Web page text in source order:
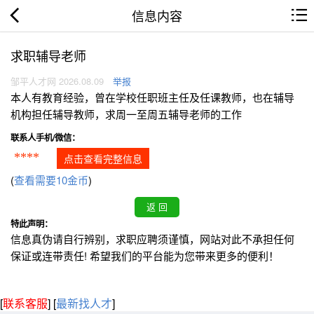
信息内容
求职辅导老师
邹平人才网 2026.08.09 举报
本人有教育经验，曾在学校任职班主任及任课教师，也在辅导
机构担任辅导教师，求周一至周五辅导老师的工作
联系人手机/微信：
**** 点击查看完整信息
(查看需要10金币)
特此声明：
信息真伪请自行辨别，求职应聘须谨慎，网站对此不承担任何
保证或连带责任! 希望我们的平台能为您带来更多的便利！
[联系客服] [最新找人才]